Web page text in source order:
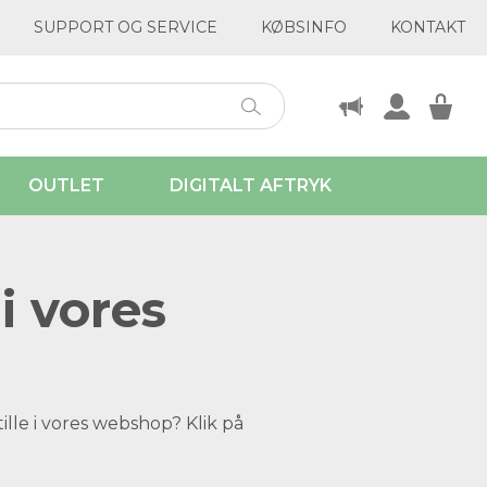
SUPPORT OG SERVICE KØBSINFO KONTAKT
OUTLET DIGITALT AFTRYK
vores
i vores webshop? Klik på